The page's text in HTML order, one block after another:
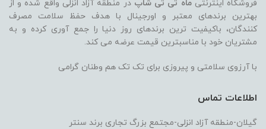
فروشگاه اینترنتیماه تی تی شاپ در منطقه آزاد انزلی واقع شده و از
بهترین برندهای معتبر و اورجینال با هدف حفظ سلامت مصرف
کنندگان، باکیفیت ترین برندهای روز دنیا را جمع آوری کرده و به
مشتریان خود با مناسبترین قیمت عرضه می کند.
با آرزوی سلامتی و پیروزی برای تک تک هم وطنان گرامی
اطلاعات تماس
گیلان-منطقه آزاد انزلی-مجتمع بزرگ تجاری برند سنتر